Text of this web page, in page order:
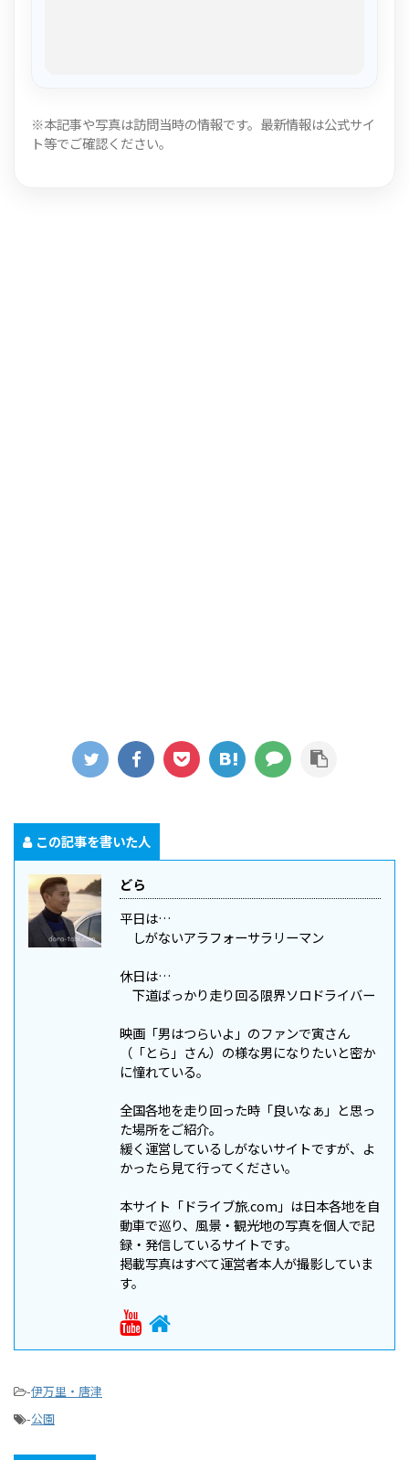
※本記事や写真は訪問当時の情報です。最新情報は公式サイ
ト等でご確認ください。
この記事を書いた人
どら
平日は…
しがないアラフォーサラリーマン
休日は…
下道ばっかり走り回る限界ソロドライバー
映画「男はつらいよ」のファンで寅さん
（「とら」さん）の様な男になりたいと密か
に憧れている。
全国各地を走り回った時「良いなぁ」と思っ
た場所をご紹介。
緩く運営しているしがないサイトですが、よ
かったら見て行ってください。
本サイト「ドライブ旅.com」は日本各地を自
動車で巡り、風景・観光地の写真を個人で記
録・発信しているサイトです。
掲載写真はすべて運営者本人が撮影していま
す。
-伊万里・唐津
-公園